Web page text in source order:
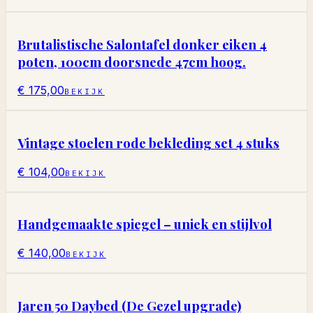
Brutalistische Salontafel donker eiken 4
poten, 100cm doorsnede 47cm hoog.
€ 175,00BEKIJK
Vintage stoelen rode bekleding set 4 stuks
€ 104,00BEKIJK
Handgemaakte spiegel – uniek en stijlvol
€ 140,00BEKIJK
Jaren 50 Daybed (De Gezel upgrade)